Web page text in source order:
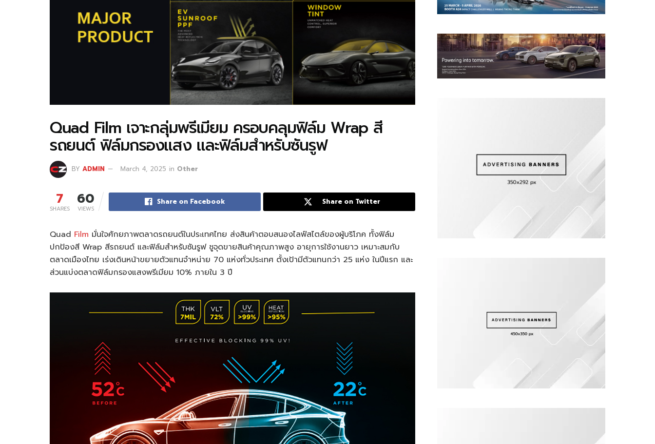
Quad Film เจาะกลุ่มพรีเมียม ครอบคลุมฟิล์ม Wrap สี
รถยนต์ ฟิล์มกรองแสง และฟิล์มสำหรับซันรูฟ
BY ADMIN March 4, 2025 in Other
7
SHARES
60
VIEWS
Share on Facebook Share on Twitter
Quad Film มั่นใจศักยภาพตลาดรถยนต์ในประเทศไทย ส่งสินค้าตอบสนองไลฟ์สไตล์ของผู้บริโภค ทั้งฟิล์ม
ปกป้องสี Wrap สีรถยนต์ และฟิล์มสำหรับซันรูฟ ชูจุดขายสินค้าคุณภาพสูง อายุการใช้งานยาว เหมาะสมกับ
ตลาดเมืองไทย เร่งเดินหน้าขยายตัวแทนจำหน่าย 70 แห่งทั่วประเทศ ตั้งเป้ามีตัวแทนกว่า 25 แห่ง ในปีแรก และ
ส่วนแบ่งตลาดฟิล์มกรองแสงพรีเมียม 10% ภายใน 3 ปี